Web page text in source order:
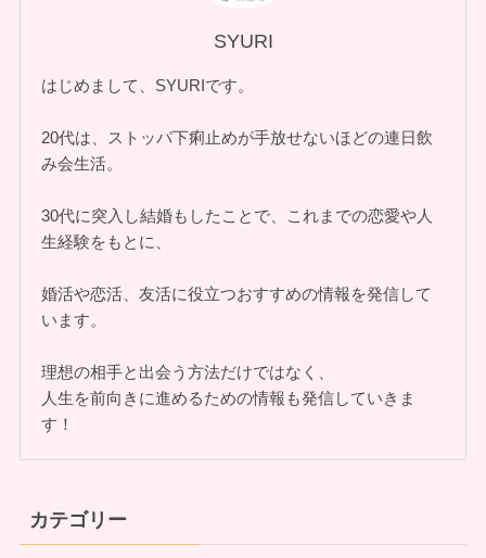
SYURI
はじめまして、SYURIです。
20代は、ストッパ下痢止めが手放せないほどの連日飲
み会生活。
30代に突入し結婚もしたことで、これまでの恋愛や人
生経験をもとに、
婚活や恋活、友活に役立つおすすめの情報を発信して
います。
理想の相手と出会う方法だけではなく、
人生を前向きに進めるための情報も発信していきま
す！
カテゴリー